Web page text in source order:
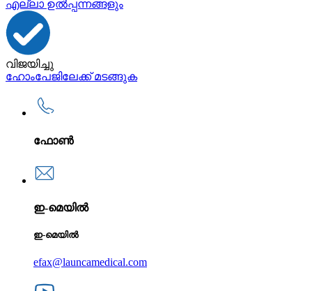
എല്ലാ ഉൽപ്പന്നങ്ങളും
വിജയിച്ചു
ഹോംപേജിലേക്ക് മടങ്ങുക
ഫോൺ
ഇ-മെയിൽ
ഇ-മെയിൽ
efax@launcamedical.com